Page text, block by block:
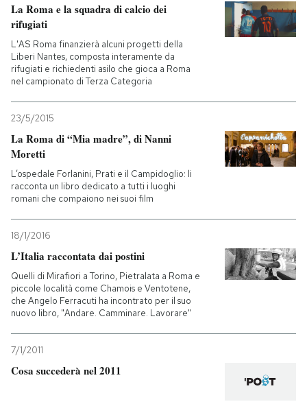
La Roma e la squadra di calcio dei
rifugiati
L'AS Roma finanzierà alcuni progetti della
Liberi Nantes, composta interamente da
rifugiati e richiedenti asilo che gioca a Roma
nel campionato di Terza Categoria
23/5/2015
La Roma di “Mia madre”, di Nanni
Moretti
L’ospedale Forlanini, Prati e il Campidoglio: li
racconta un libro dedicato a tutti i luoghi
romani che compaiono nei suoi film
18/1/2016
L’Italia raccontata dai postini
Quelli di Mirafiori a Torino, Pietralata a Roma e
piccole località come Chamois e Ventotene,
che Angelo Ferracuti ha incontrato per il suo
nuovo libro, "Andare. Camminare. Lavorare"
7/1/2011
Cosa succederà nel 2011